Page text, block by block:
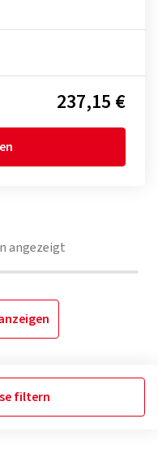
237,15 €
angezeigt
filtern